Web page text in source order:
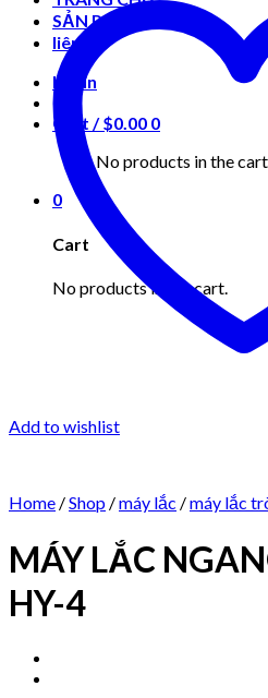
SẢN PHẨM
liên hệ
Login
Cart /$0.00 0
No products in the
0
Cart
No products in the cart.
Add to wishlist
Home /Shop /máy lắc /máy lắc
MÁY LẮC
HY-4